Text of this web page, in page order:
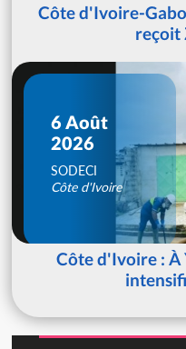
Côte d'Ivoire-
reçoit
6 Août
2026
SODECI
Côte d'Ivoire
Côte d'Ivoire : À